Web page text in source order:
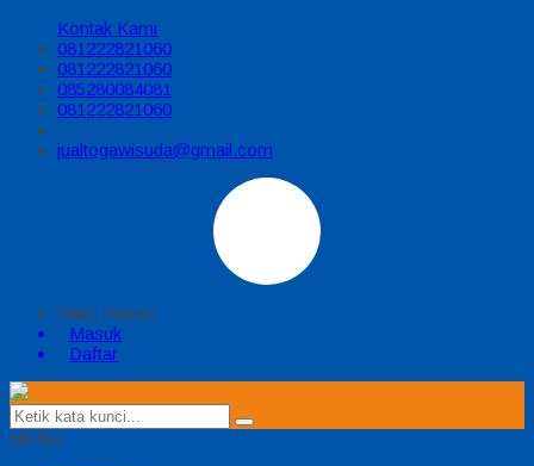
Kontak Kami
081222821060
081222821060
085280084081
081222821060
jualtogawisuda@gmail.com
Halo, Guest!
Masuk
Daftar
MENU